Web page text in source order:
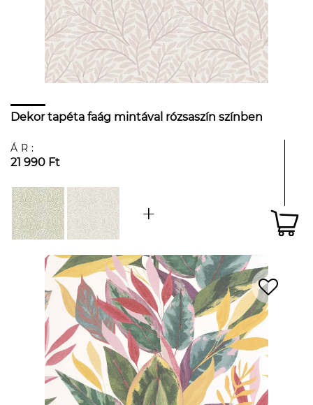
Dekor tapéta faág mintával rózsaszín színben
ÁR:
21 990 Ft